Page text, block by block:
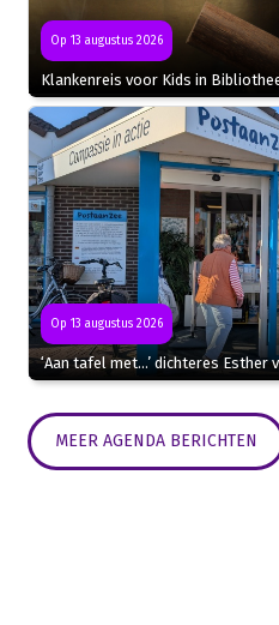
Op 13 augustus 2026
Klankenreis voor Kids in
Op 13 augustus 2026
‘Aan tafel met…’ dichteres Esther
MEER AGENDA BERICHTEN